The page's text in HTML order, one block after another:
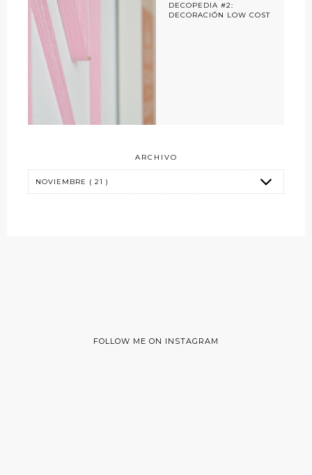
DECOPEDIA #2:
DECORACIÓN LOW COST
ARCHIVO
FOLLOW ME ON INSTAGRAM